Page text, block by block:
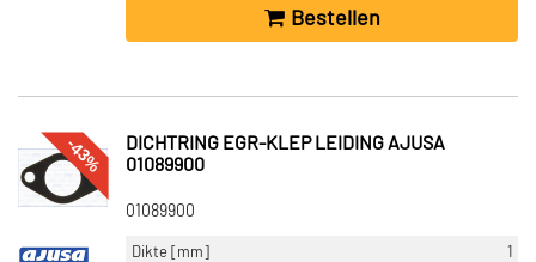
Bestellen
-43%
DICHTRING EGR-KLEP LEIDING AJUSA
01089900
01089900
Dikte [mm]
1